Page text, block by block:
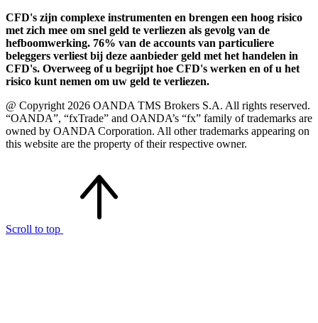
CFD's zijn complexe instrumenten en brengen een hoog risico
met zich mee om snel geld te verliezen als gevolg van de
hefboomwerking. 76% van de accounts van particuliere
beleggers verliest bij deze aanbieder geld met het handelen in
CFD's. Overweeg of u begrijpt hoe CFD's werken en of u het
risico kunt nemen om uw geld te verliezen.
@ Copyright 2026 OANDA TMS Brokers S.A. All rights reserved.
“OANDA”, “fxTrade” and OANDA’s “fx” family of trademarks are
owned by OANDA Corporation. All other trademarks appearing on
this website are the property of their respective owner.
Scroll to top